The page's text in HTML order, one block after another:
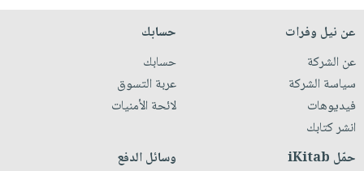
عن نيل وفرات
عن الشركة
سياسة الشركة
فيديوهات
انشر كتابك
حسابك
حسابك
عربة التسوق
لائحة الأمنيات
حمّل iKitab وسائل الدفع